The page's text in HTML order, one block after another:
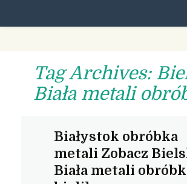
Tag Archives:
Biała metali
Białystok obróbka
metali Zobacz
Biała metali